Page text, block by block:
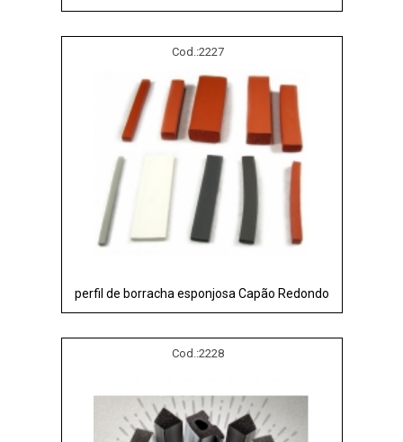
Cod.:2227
perfil de borracha esponjosa Capão Redondo
Cod.:2228